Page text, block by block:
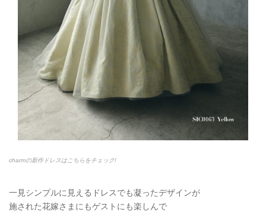
charmの新作ドレスはこちらをチェック!
一見シンプルに見えるドレスでも凝ったデザインが
施された花嫁さまにもゲストにも楽しんで